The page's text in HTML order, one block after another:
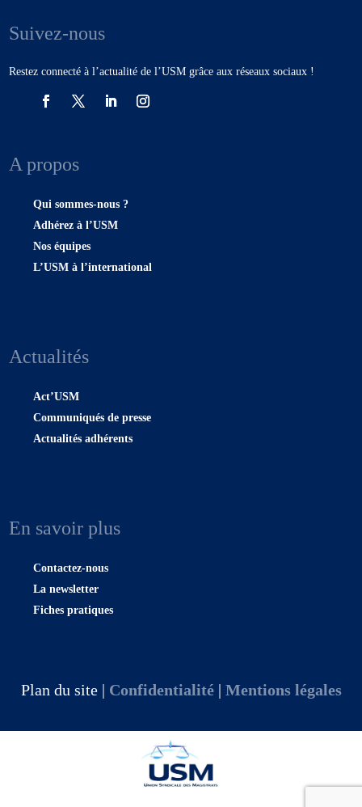
Suivez-nous
Restez connecté à l’actualité de l’USM grâce aux réseaux sociaux !
A propos
Qui sommes-nous ?
Adhérez à l’USM
Nos équipes
L’USM à l’international
Actualités
Act’USM
Communiqués de presse
Actualités adhérents
En savoir plus
Contactez-nous
La newsletter
Fiches pratiques
Plan du site | Confidentialité| Mentions légales